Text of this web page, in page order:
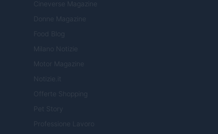
Cineverse Magazine
Donne Magazine
Food Blog
Milano Notizie
Motor Magazine
Notizie.it
Offerte Shopping
Pet Story
Professione Lavoro